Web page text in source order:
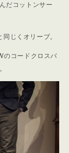
だコットンサー
じくオリーブ。
のコードクロスバ